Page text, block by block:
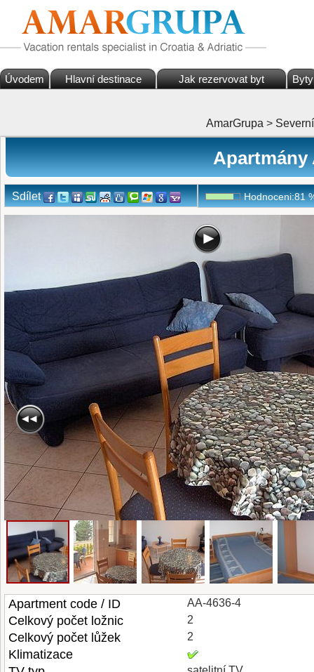
Úvodem Hlavní destinace Jak rezervovat byt Byty
AmarGrupa >
Apartmány
Sdílet Hodnoceni:81
Apartment code / ID AA-4636-4
Celkový počet ložnic 2
Celkový počet lůžek 2
Klimatizace